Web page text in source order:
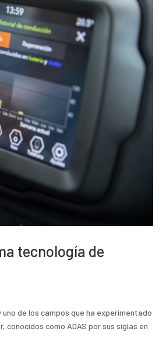
tecnología de
de los campos que ha experimentado
como ADAS por sus siglas en